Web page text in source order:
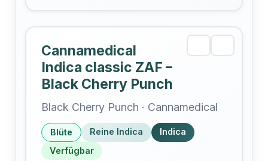
Cannamedical
Indica classic ZAF –
Black Cherry Punch
Black Cherry Punch · Cannamedical
Blüte Reine Indica
Indica
Verfügbar